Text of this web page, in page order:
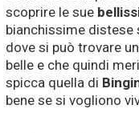
scoprire le sue
bianchissime distese
dove si può trovare
belle e che quindi
spicca quella di
bene se si vogliono